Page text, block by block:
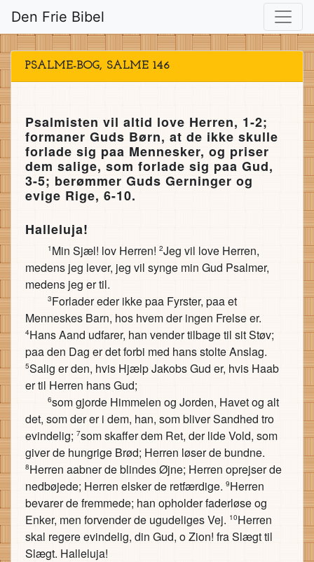
Den Frie Bibel
PSALME-BOG, SALME 146
Psalmisten vil altid love Herren, 1-2;
formaner Guds Børn, at de ikke skulle
forlade sig paa Mennesker, og priser
dem salige, som forlade sig paa Gud,
3-5; berømmer Guds Gerninger og
evige Rige, 6-10.
Halleluja!
1 Min Sjæl! lov Herren! 2Jeg vil love Herren,
medens jeg lever, jeg vil synge min Gud Psalmer,
medens jeg er til.
3Forlader eder ikke paa Fyrster, paa et
Menneskes Barn, hos hvem der ingen Frelse er.
4Hans Aand udfarer, han vender tilbage til sit Støv;
paa den Dag er det forbi med hans stolte Anslag.
5Salig er den, hvis Hjælp Jakobs Gud er, hvis Haab
er til Herren hans Gud;
6som gjorde Himmelen og Jorden, Havet og alt
det, som der er i dem, han, som bliver Sandhed tro
evindelig; 7som skaffer dem Ret, der lide Vold, som
giver de hungrige Brød; Herren løser de bundne.
8Herren aabner de blindes Øjne; Herren oprejser de
nedbøjede; Herren elsker de retfærdige. 9Herren
bevarer de fremmede; han opholder faderløse og
Enker, men forvender de ugudeliges Vej. 10Herren
skal regere evindelig, din Gud, o Zion! fra Slægt til
Slægt. Halleluja!